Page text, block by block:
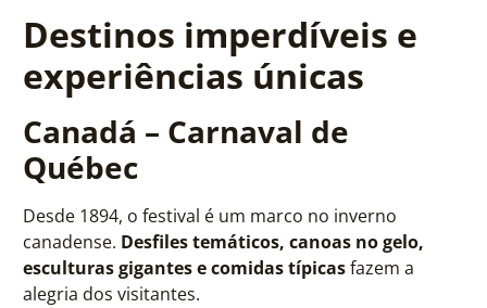
Destinos imperdíveis e
experiências únicas
Canadá – Carnaval de
Québec
Desde 1894, o festival é um marco no inverno
canadense. Desfiles temáticos, canoas no gelo,
esculturas gigantes e comidas típicasfazem a
alegria dos visitantes.